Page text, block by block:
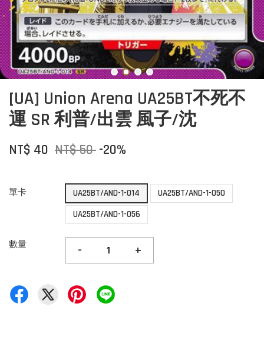
[UA] Union Arena UA25BT不死不
運 SR 利普/出雲 風子/沈
NT$ 40 NT$ 50 -20%
單卡 UA25BT/AND-1-014
UA25BT/AND-1-050
UA25BT/AND-1-056
數量 - +